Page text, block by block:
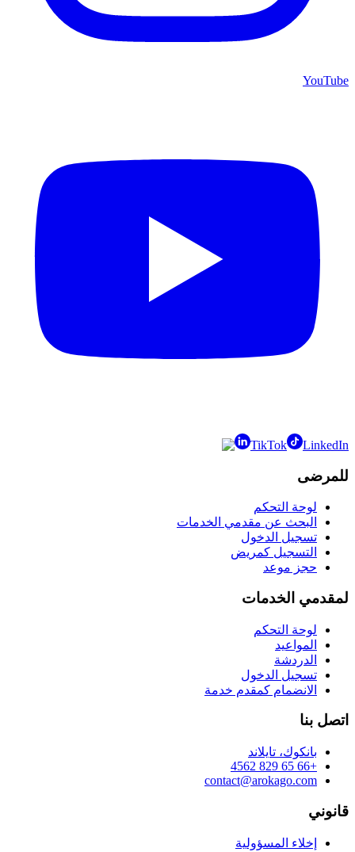
YouTube
TikTok LinkedIn
للمرضى
لوحة التحكم
البحث عن مقدمي الخدمات
تسجيل الدخول
التسجيل كمريض
حجز موعد
لمقدمي الخدمات
لوحة التحكم
المواعيد
الدردشة
تسجيل الدخول
الانضمام كمقدم خدمة
اتصل بنا
بانكوك، تايلاند
+66 65 829 4562
contact@arokago.com
قانوني
إخلاء المسؤولية